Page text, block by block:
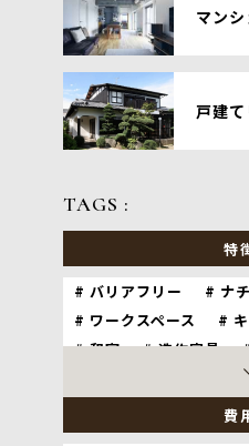
マン
戸建
TAGS :
特
バリアフリー ナ
ワークスペース
和室
造作家具
費